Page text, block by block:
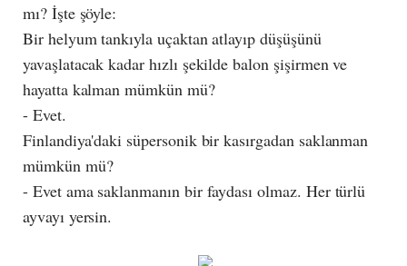
mı? İşte şöyle:
Bir helyum tankıyla uçaktan atlayıp düşüşünü
yavaşlatacak kadar hızlı şekilde balon şişirmen ve
hayatta kalman mümkün mü?
- Evet.
Finlandiya'daki süpersonik bir kasırgadan saklanman
mümkün mü?
- Evet ama saklanmanın bir faydası olmaz. Her türlü
ayvayı yersin.